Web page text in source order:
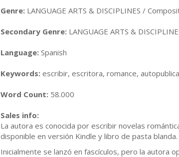
Genre: LANGUAGE ARTS & DISCIPLINES /
Secondary Genre: LANGUAGE ARTS &
Language: Spanish
Keywords: escribir, escritora, romance,
Word Count: 58.000
Sales info:
La autora es conocida por escribir novelas
disponible en versión Kindle y libro de pasta
Inicialmente se lanzó en fascículos, pero la autora